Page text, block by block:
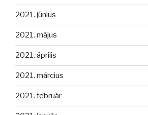
2021. június
2021. május
2021. április
2021. március
2021. február